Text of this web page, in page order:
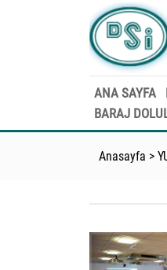
ANA SAYFA
BARAJ
Anasayfa >